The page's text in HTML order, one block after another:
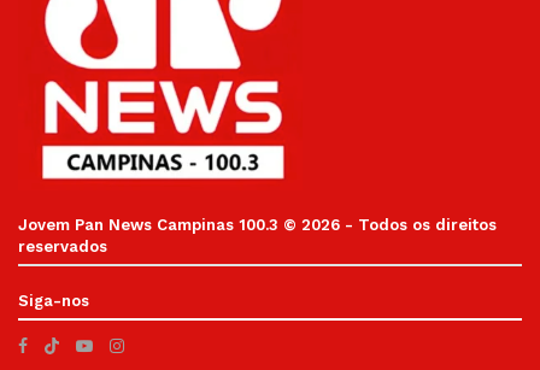
Jovem Pan News Campinas 100.3 © 2026 - Todos os direitos
reservados
Siga-nos